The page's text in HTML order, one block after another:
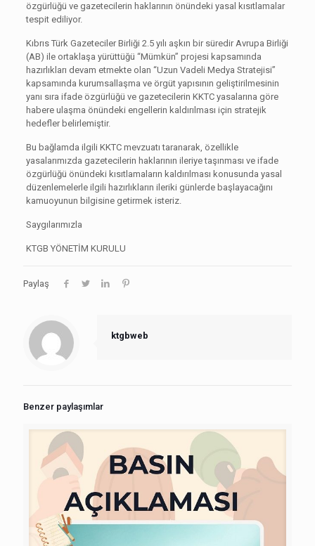
özgürlüğü ve gazetecilerin haklarının önündeki yasal kısıtlamalar
tespit ediliyor.
Kıbrıs Türk Gazeteciler Birliği 2.5 yılı aşkın bir süredir Avrupa Birliği
(AB) ile ortaklaşa yürüttüğü “Mümkün” projesi kapsamında
hazırlıkları devam etmekte olan “Uzun Vadeli Medya Stratejisi”
kapsamında kurumsallaşma ve örgüt yapısının geliştirilmesinin
yanı sıra ifade özgürlüğü ve gazetecilerin KKTC yasalarına göre
habere ulaşma önündeki engellerin kaldırılması için stratejik
hedefler belirlemiştir.
Bu bağlamda ilgili KKTC mevzuatı taranarak, özellikle
yasalarımızda gazetecilerin haklarının ileriye taşınması ve ifade
özgürlüğü önündeki kısıtlamaların kaldırılması konusunda yasal
düzenlemelerle ilgili hazırlıkların ileriki günlerde başlayacağını
kamuoyunun bilgisine getirmek isteriz.
Saygılarımızla
KTGB YÖNETİM KURULU
Paylaş
ktgbweb
Benzer paylaşımlar